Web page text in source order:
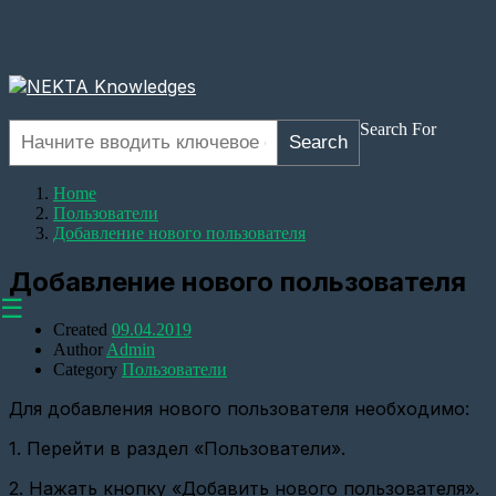
Оборудование
Настройка
канала
☰
Search For
Search
Home
Пользователи
Добавление нового пользователя
Добавление нового пользователя
Created 09.04.2019
Author Admin
Category Пользователи
Для добавления нового пользователя необходимо:
1. Перейти в раздел «Пользователи».
2. Нажать кнопку «Добавить нового пользователя».